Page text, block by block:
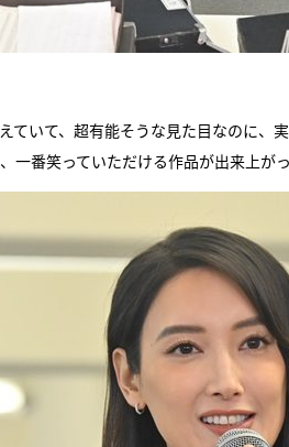
ていて、超有能そうな見た目なのに、
一番笑っていただける作品が出来上が